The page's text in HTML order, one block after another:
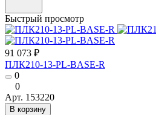
Быстрый просмотр
91 073 ₽
ПЛК210-13-PL-BASE-R
0
0
Арт. 153220
В корзину